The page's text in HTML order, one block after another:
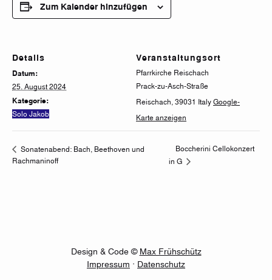
Zum Kalender hinzufügen
Details
Datum:
25. August 2024
Kategorie:
Solo Jakob
Veranstaltungsort
Pfarrkirche Reischach
Prack-zu-Asch-Straße
Reischach, 39031 Italy Google-
Karte anzeigen
Sonatenabend: Bach, Beethoven und
Rachmaninoff
Boccherini Cellokonzert
in G
Design & Code © Max Frühschütz
Impressum · Datenschutz